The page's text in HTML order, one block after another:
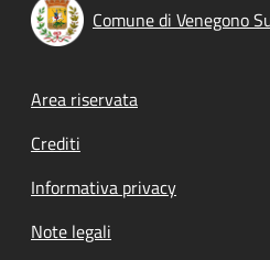
Comune di Venegono
Footer menu
Area riservata
Crediti
Informativa privacy
Note legali